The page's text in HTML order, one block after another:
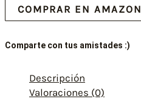
COMPRAR EN AMAZON
Comparte con tus amistades :)
Descripción
Valoraciones (0)